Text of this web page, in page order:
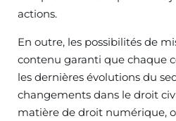
actions.
En outre, les possibilités de
contenu garanti que chaque
les dernières évolutions du
changements dans le droit
matière de droit numérique,